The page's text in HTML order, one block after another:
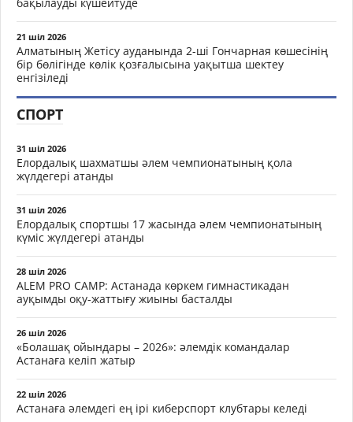
21 шіл 2026
Алматының Жетісу ауданында 2-ші Гончарная көшесінің
бір бөлігінде көлік қозғалысына уақытша шектеу
енгізіледі
СПОРТ
31 шіл 2026
Елордалық шахматшы әлем чемпионатының қола
жүлдегері атанды
31 шіл 2026
Елордалық спортшы 17 жасында әлем чемпионатының
күміс жүлдегері атанды
28 шіл 2026
ALEM PRO CAMP: Астанада көркем гимнастикадан
ауқымды оқу-жаттығу жиыны басталды
26 шіл 2026
«Болашақ ойындары – 2026»: әлемдік командалар
Астанаға келіп жатыр
22 шіл 2026
Астанаға әлемдегі ең ірі киберспорт клубтары келеді